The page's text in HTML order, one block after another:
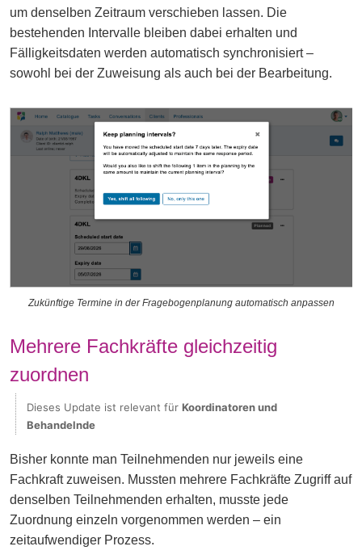
um denselben Zeitraum verschieben lassen. Die
bestehenden Intervalle bleiben dabei erhalten und
Fälligkeitsdaten werden automatisch synchronisiert –
sowohl bei der Zuweisung als auch bei der Bearbeitung.
Zukünftige Termine in der Fragebogenplanung automatisch anpassen
Mehrere Fachkräfte gleichzeitig
zuordnen
Dieses Update ist relevant für Koordinatoren und
Behandelnde
Bisher konnte man Teilnehmenden nur jeweils eine
Fachkraft zuweisen. Mussten mehrere Fachkräfte Zugriff auf
denselben Teilnehmenden erhalten, musste jede
Zuordnung einzeln vorgenommen werden – ein
zeitaufwendiger Prozess.